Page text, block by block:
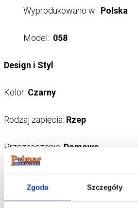
Zgoda Szczegóły
Wyprodukowano w: Polska
Model: 058
Design i Styl
Kolor: Czarny
Rodzaj zapięcia: Rzep
Przeznaczenie: Domowe